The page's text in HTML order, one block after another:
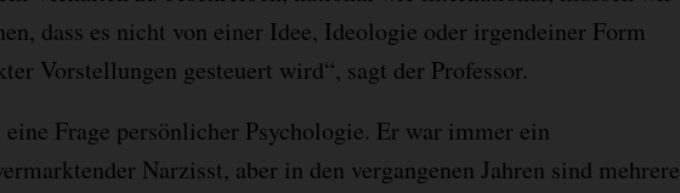
dass es nicht von einer Idee, Ideologie oder irgendeiner Form
Vorstellungen gesteuert wird“, sagt der Professor.
eine Frage persönlicher Psychologie. Er war immer ein
Narzisst, aber in den vergangenen Jahren sind mehrere